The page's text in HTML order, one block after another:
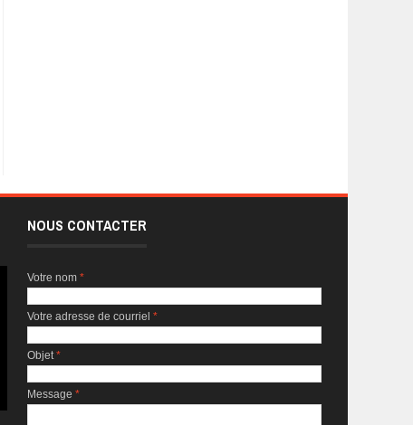
NOUS CONTACTER
Votre nom*
Votre adresse de courriel*
Objet*
Message*